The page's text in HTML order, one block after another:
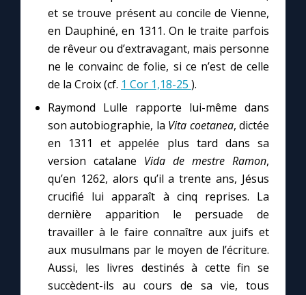
et se trouve présent au concile de Vienne,
en Dauphiné, en 1311. On le traite parfois
de rêveur ou d’extravagant, mais personne
ne le convainc de folie, si ce n’est de celle
de la Croix (cf. 1 Cor 1,18-25 ).
Raymond Lulle rapporte lui-même dans
son autobiographie, la Vita coetanea, dictée
en 1311 et appelée plus tard dans sa
version catalane Vida de mestre Ramon,
qu’en 1262, alors qu’il a trente ans, Jésus
crucifié lui apparaît à cinq reprises. La
dernière apparition le persuade de
travailler à le faire connaître aux juifs et
aux musulmans par le moyen de l’écriture.
Aussi, les livres destinés à cette fin se
succèdent-ils au cours de sa vie, tous